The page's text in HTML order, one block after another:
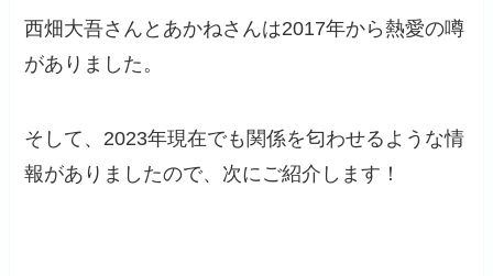
西畑大吾さんとあかねさんは2017年から熱愛の噂
がありました。
そして、2023年現在でも関係を匂わせるような情
報がありましたので、次にご紹介します！